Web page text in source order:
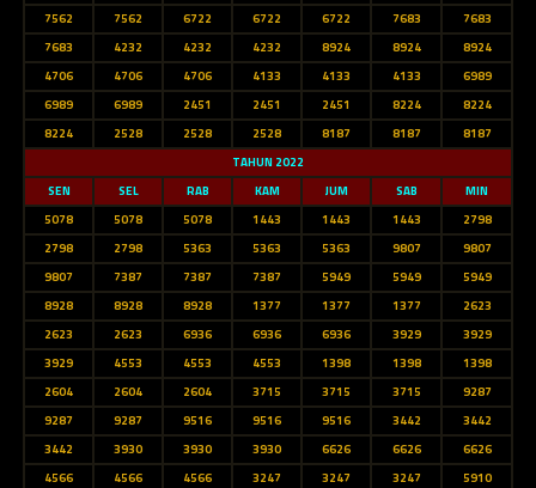
7562
7562 6722 6722 6722 7683
7683
7683
4232 4232 4232 8924 8924
8924
4706
4706 4706 4133 4133 4133
6989
6989
6989 2451 2451 2451 8224
8224
8224
2528 2528 2528 8187 8187
8187
TAHUN 2022
SEN
SEL RAB KAM JUM SAB
MIN
5078
5078 5078 1443 1443 1443
2798
2798
2798 5363 5363 5363 9807
9807
9807
7387 7387 7387 5949 5949
5949
8928
8928 8928 1377 1377 1377
2623
2623
2623 6936 6936 6936 3929
3929
3929
4553 4553 4553 1398 1398
1398
2604
2604 2604 3715 3715 3715
9287
9287
9287 9516 9516 9516 3442
3442
3442
3930 3930 3930 6626 6626
6626
4566
4566 4566 3247 3247 3247
5910